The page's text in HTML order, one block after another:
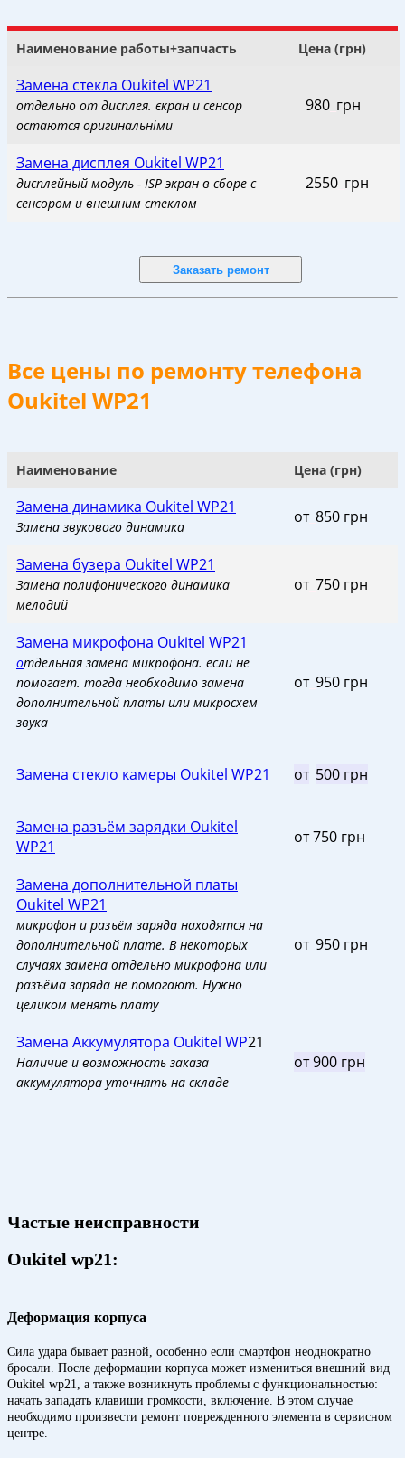
Наименование работы+запчасть Цена (грн)
Замена стекла Oukitel WP21
отдельно от дисплея. єкран и сенсор
остаются оригинальніми
980 грн
Замена дисплея Oukitel WP21
дисплейный модуль - ISP экран в сборе с
сенсором и внешним стеклом
2550 грн
Все цены по ремонту телефона
Oukitel WP21
Наименование Цена (грн)
Замена динамика Oukitel WP21
Замена звукового динамика
от_ 850 грн
Замена бузера Oukitel WP21
Замена полифонического динамика
мелодий
от_ 750 грн
Замена микрофона Oukitel WP21
отдельная замена микрофона. если не
помогает. тогда необходимо замена
дополнительной платы или микросхем
звука
от_ 950 грн
Замена стекло камеры Oukitel WP21 от_ 500 грн
Замена разъём зарядки Oukitel
WP21
от 750 грн
Замена дополнительной платы
Oukitel WP21
микрофон и разъём заряда находятся на
дополнительной плате. В некоторых
случаях замена отдельно микрофона или
разъёма заряда не помогают. Нужно
целиком менять плату
от_ 950 грн
Замена Аккумулятора Oukitel WP21
Наличие и возможность заказа
аккумулятора уточнять на складе
от 900 грн
Частые неисправности
Oukitel wp21:
Деформация корпуса
Сила удара бывает разной, особенно если смартфон неоднократно
бросали. После деформации корпуса может измениться внешний вид
Oukitel wp21, а также возникнуть проблемы с функциональностью:
начать западать клавиши громкости, включение. В этом случае
необходимо произвести ремонт поврежденного элемента в сервисном
центре.